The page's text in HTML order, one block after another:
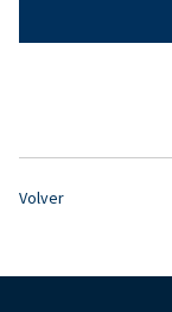
Volver